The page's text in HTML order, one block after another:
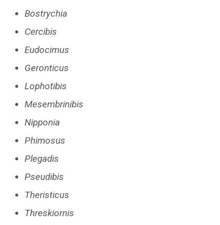
Bostrychia
Cercibis
Eudocimus
Geronticus
Lophotibis
Mesembrinibis
Nipponia
Phimosus
Plegadis
Pseudibis
Theristicus
Threskiornis